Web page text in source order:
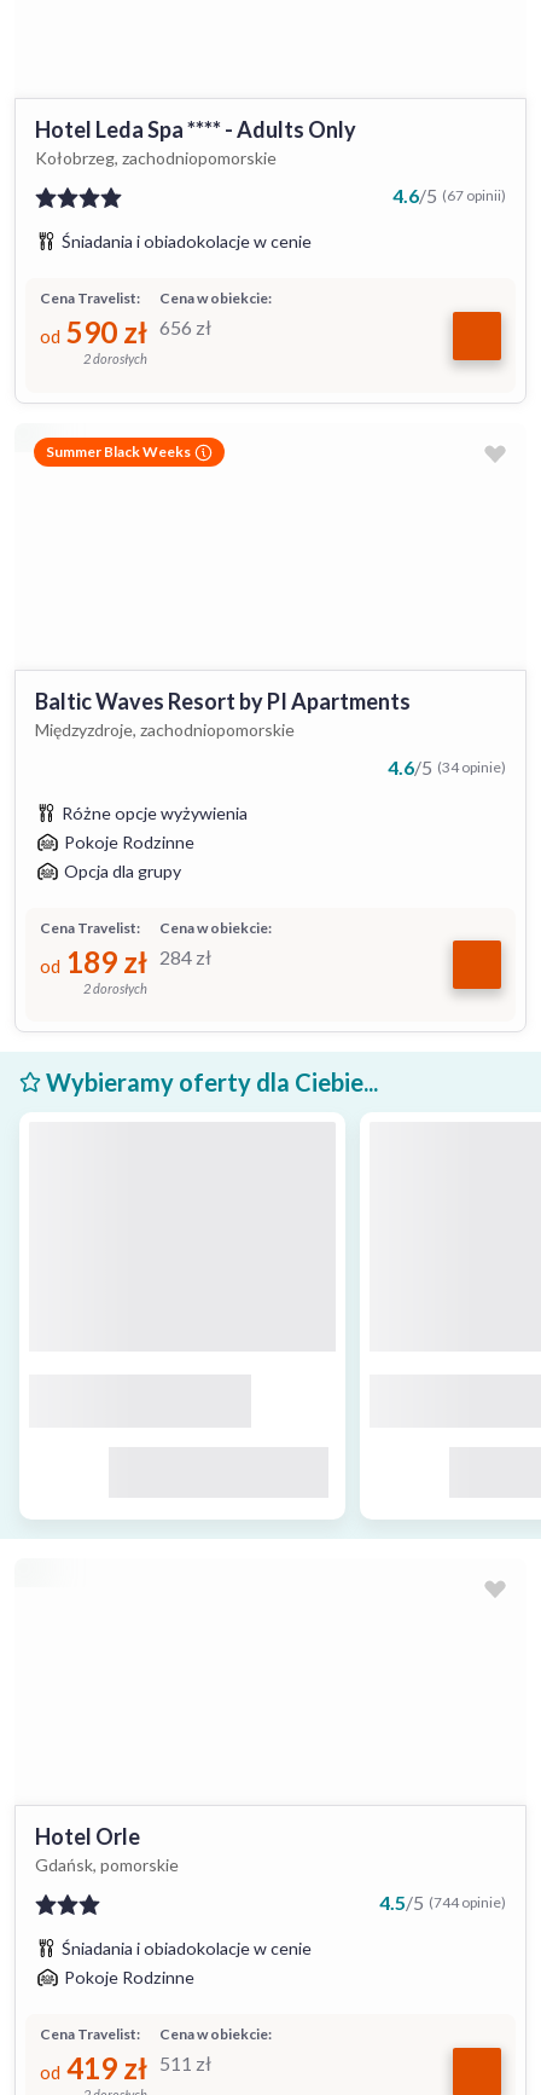
Hotel Leda Spa **** - Adults Only
Kołobrzeg, zachodniopomorskie
4.6/5 (67 opinii)
Śniadania i obiadokolacje w cenie
Cena w obiekcie:
656 zł
Cena Travelist:
od 590 zł
2 dorosłych
Summer Black Weeks
Baltic Waves Resort by PI Apartments
Międzyzdroje, zachodniopomorskie
4.6/5 (34 opinie)
Różne opcje wyżywienia
Pokoje Rodzinne
Opcja dla grupy
Cena w obiekcie:
284 zł
Cena Travelist:
od 189 zł
2 dorosłych
Wybieramy oferty dla Ciebie...
Hotel Orle
Gdańsk, pomorskie
4.5/5 (744 opinie)
Śniadania i obiadokolacje w cenie
Pokoje Rodzinne
Cena w obiekcie:
511 zł
Cena Travelist:
od 419 zł